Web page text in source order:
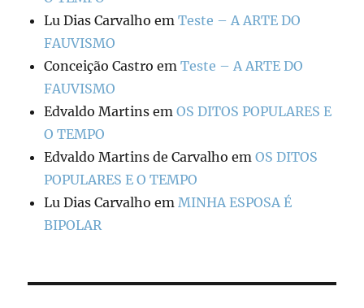
Lu Dias Carvalho emTeste – A ARTE DO
FAUVISMO
Conceição Castro emTeste – A ARTE DO
FAUVISMO
Edvaldo Martins emOS DITOS POPULARES E
O TEMPO
Edvaldo Martins de Carvalho emOS DITOS
POPULARES E O TEMPO
Lu Dias Carvalho emMINHA ESPOSA É
BIPOLAR